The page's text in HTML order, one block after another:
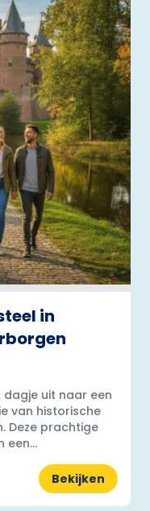
in
uit naar een
van historische
Deze prachtige
een...
Bekijken